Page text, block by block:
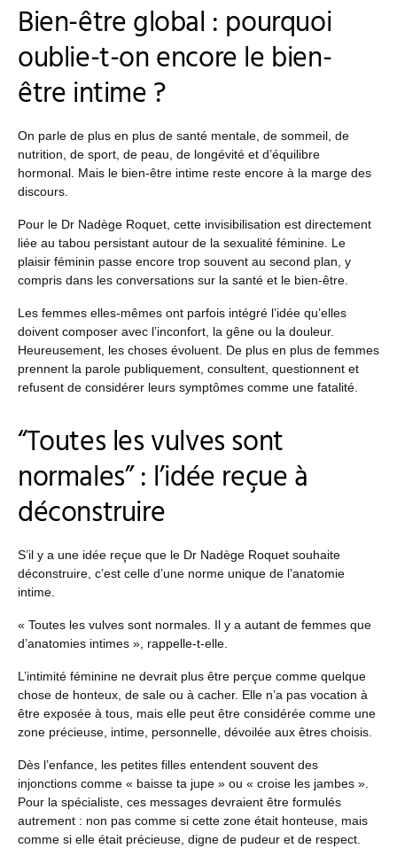
Bien-être global : pourquoi
oublie-t-on encore le bien-
être intime ?
On parle de plus en plus de santé mentale, de sommeil, de
nutrition, de sport, de peau, de longévité et d’équilibre
hormonal. Mais le bien-être intime reste encore à la marge des
discours.
Pour le Dr Nadège Roquet, cette invisibilisation est directement
liée au tabou persistant autour de la sexualité féminine. Le
plaisir féminin passe encore trop souvent au second plan, y
compris dans les conversations sur la santé et le bien-être.
Les femmes elles-mêmes ont parfois intégré l’idée qu’elles
doivent composer avec l’inconfort, la gêne ou la douleur.
Heureusement, les choses évoluent. De plus en plus de femmes
prennent la parole publiquement, consultent, questionnent et
refusent de considérer leurs symptômes comme une fatalité.
“Toutes les vulves sont
normales” : l’idée reçue à
déconstruire
S’il y a une idée reçue que le Dr Nadège Roquet souhaite
déconstruire, c’est celle d’une norme unique de l’anatomie
intime.
« Toutes les vulves sont normales. Il y a autant de femmes que
d’anatomies intimes », rappelle-t-elle.
L’intimité féminine ne devrait plus être perçue comme quelque
chose de honteux, de sale ou à cacher. Elle n’a pas vocation à
être exposée à tous, mais elle peut être considérée comme une
zone précieuse, intime, personnelle, dévoilée aux êtres choisis.
Dès l’enfance, les petites filles entendent souvent des
injonctions comme « baisse ta jupe » ou « croise les jambes ».
Pour la spécialiste, ces messages devraient être formulés
autrement : non pas comme si cette zone était honteuse, mais
comme si elle était précieuse, digne de pudeur et de respect.